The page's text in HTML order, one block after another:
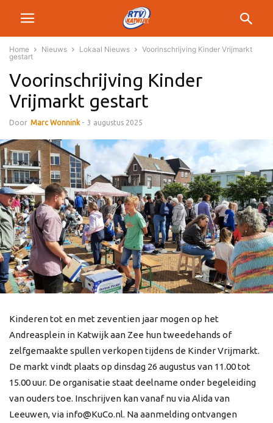
Home Nieuws Lokaal Nieuws
Voorinschrijving Kinder Vrijmarkt
gestart
Voorinschrijving Kinder
Vrijmarkt gestart
Door Marc Wonnink - 3 augustus 2025
Kinderen tot en met zeventien jaar mogen op het
Andreasplein in Katwijk aan Zee hun tweedehands of
zelfgemaakte spullen verkopen tijdens de Kinder Vrijmarkt.
De markt vindt plaats op dinsdag 26 augustus van 11.00 tot
15.00 uur. De organisatie staat deelname onder begeleiding
van ouders toe. Inschrijven kan vanaf nu via Alida van
Leeuwen, via info@KuCo.nl. Na aanmelding ontvangen